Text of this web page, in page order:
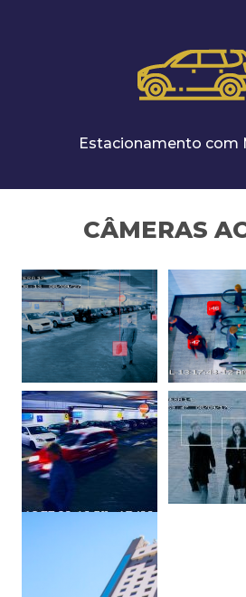
Estacionamento com
CÂMERAS